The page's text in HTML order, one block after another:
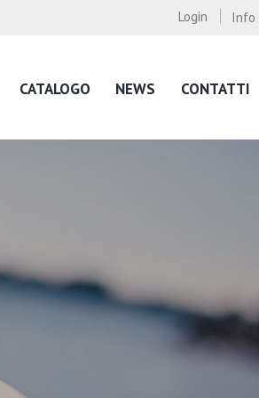
Info
Login
CATALOGO NEWS CONTATTI